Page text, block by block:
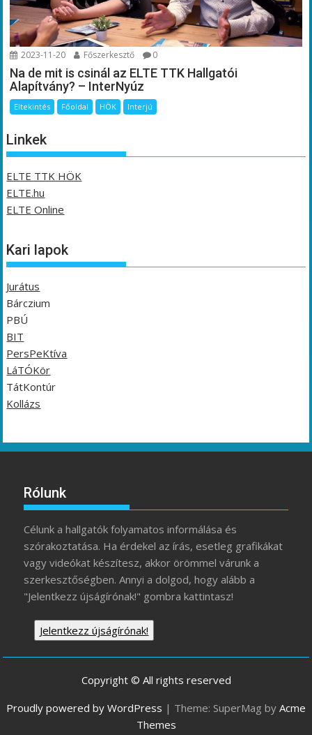
2023-11-20 Főszerkesztő 0
Na de mit is csinál az ELTE TTK Hallgatói
Alapítvány? – InterNyúz
Eltekintés Főoldal HÖK Interjú
Linkek
ELTE TTK HÖK
ELTE.hu
ELTE Online
Kari lapok
Jurátus
Bárczium
PBÚ
BIT
PersPeKtíva
LáTÓKör
TátKontúr
Kollázs
Rólunk
Célunk a hallgatók folyamatos informálása és
szórakoztatása. Ha érdekel az írás, esetleg grafikákat
vagy videókat készítesz, akkor örömmel várunk a
szerkesztőségben. Annyi a dolgod, hogy alább a
"Jelentkezz újságírónak!" gombra kattintasz!
Jelentkezz újságírónak!
Copyright © All rights reserved
Proudly powered by WordPress | Theme: SuperMag by Acme
Themes